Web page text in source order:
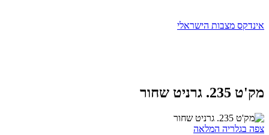
אינדקס מצבות הישראלי
מק'ט 235. גרניט שחור
צפה בגלריה המלאה